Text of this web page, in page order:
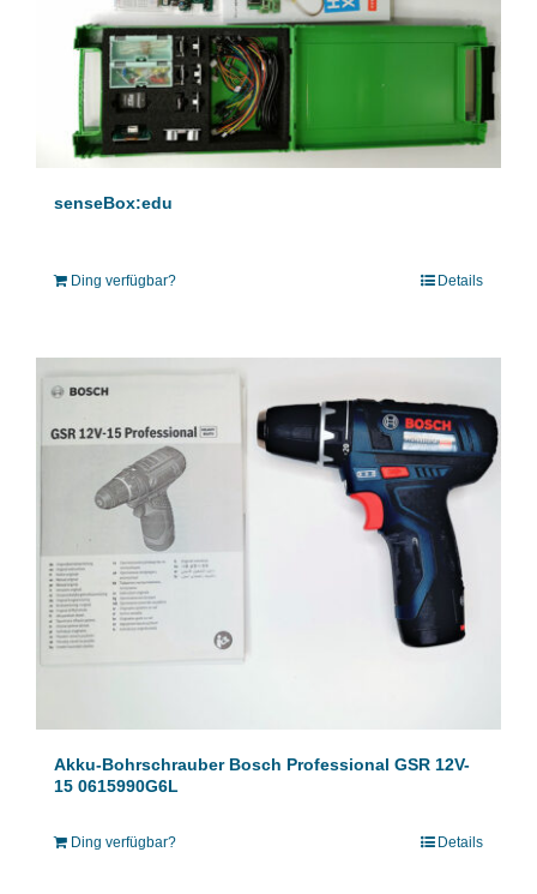
senseBox:edu
Ding verfügbar? Details
Akku-Bohrschrauber Bosch Professional GSR 12V-
15 0615990G6L
Ding verfügbar? Details